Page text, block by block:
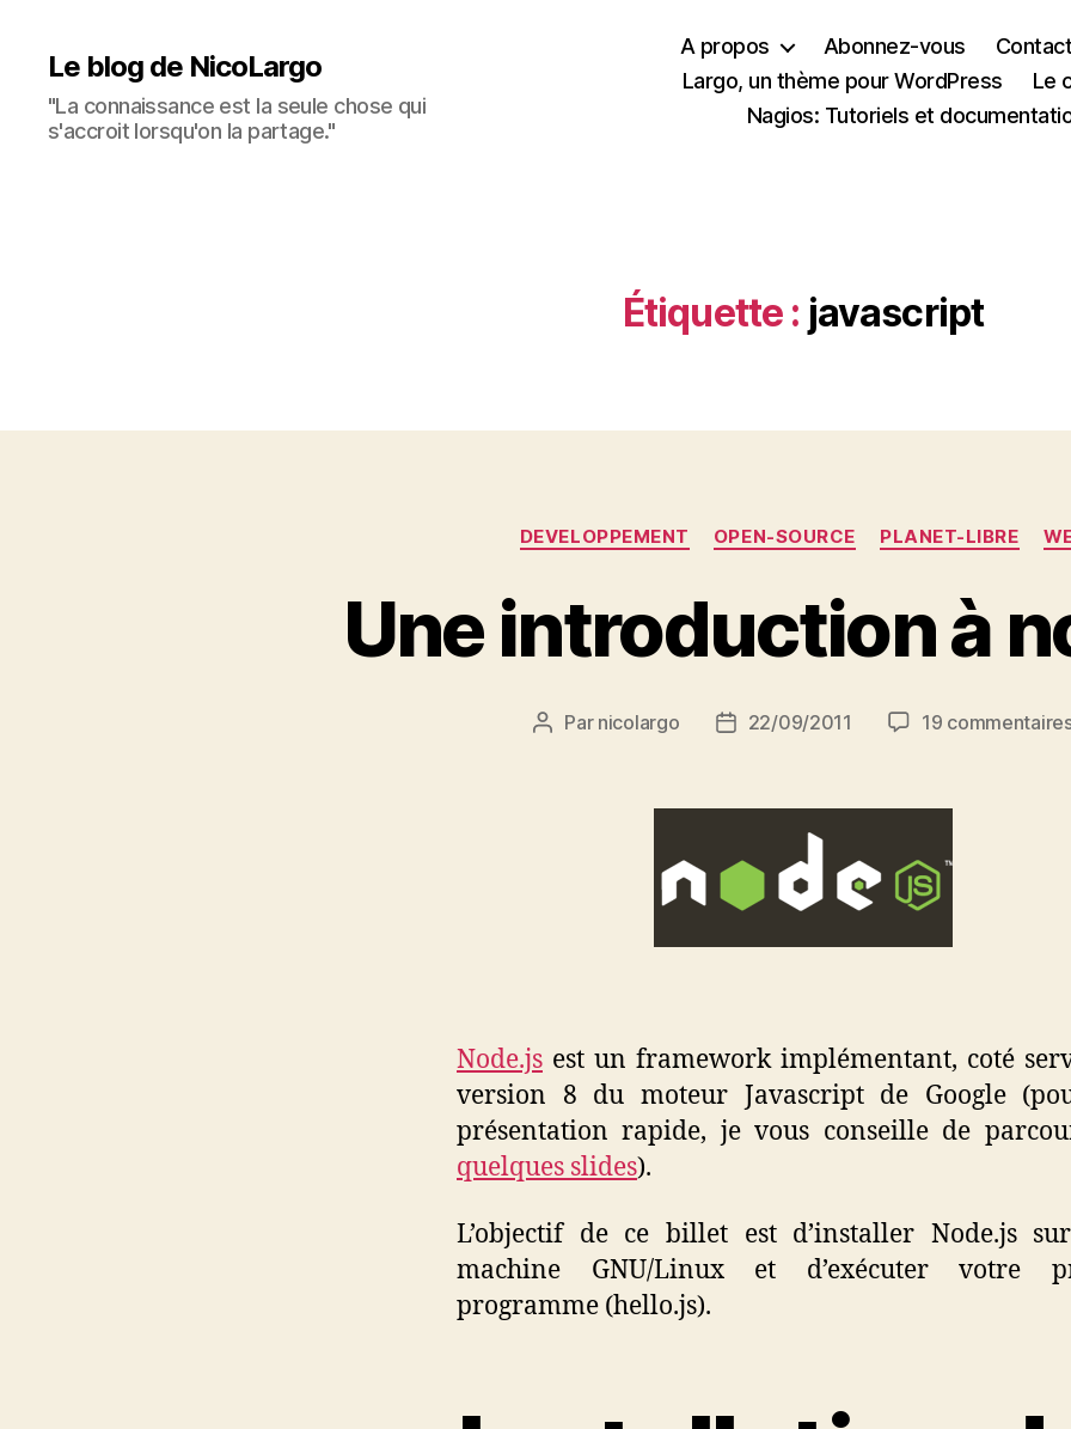
Le blog de NicoLargo
"La connaissance est la seule chose qui
s'accroit lorsqu'on la partage."
A propos Abonnez-vous Contact
Largo, un thème pour WordPress
Le
Nagios: Tutoriels et
Étiquette : javascript
Catégories
DEVELOPPEMENT OPEN-SOURCE PLANET-LIBRE
Une introduction à
Auteur
Par nicolargo
Date22/09/2011 19
Node.js est un framework implémentant, coté
version 8 du moteur Javascript de Google
présentation rapide, je vous conseille de
quelques slides).
L’objectif de ce billet est d’installer Node.js
machine GNU/Linux et d’exécuter votre
programme (hello.js).